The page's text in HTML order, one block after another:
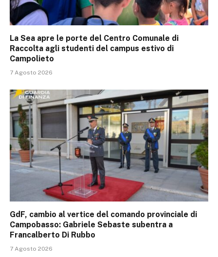
La Sea apre le porte del Centro Comunale di
Raccolta agli studenti del campus estivo di
Campolieto
7 Agosto 2026
GdF, cambio al vertice del comando provinciale di
Campobasso: Gabriele Sebaste subentra a
Francalberto Di Rubbo
7 Agosto 2026